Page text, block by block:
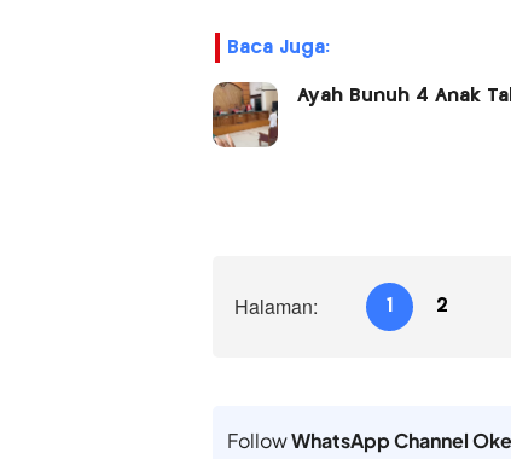
Baca Juga:
Ayah Bunuh 4 Anak
Halaman: 1 2
FollowWhatsApp Channel